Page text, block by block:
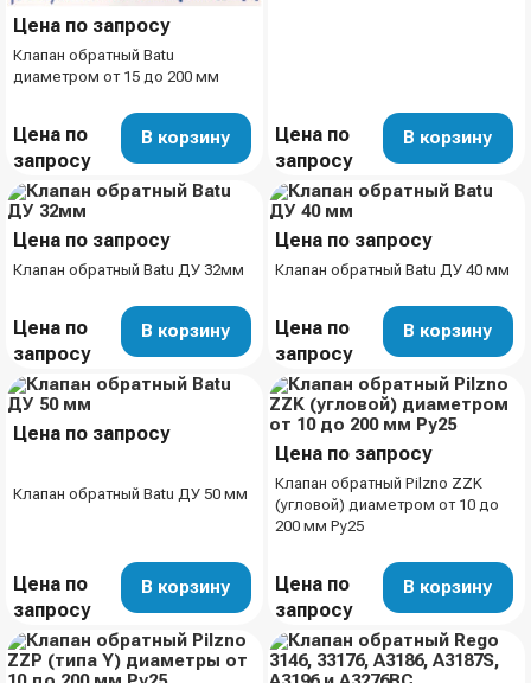
Цена по запросу
Клапан обратный Batu
диаметром от 15 до 200 мм
Цена по
запросу
В корзину
Цена по
запросу
В корзину
Цена по запросу
Клапан обратный Batu ДУ 32мм
Цена по
запросу
В корзину
Цена по запросу
Клапан обратный Batu ДУ 40 мм
Цена по
запросу
В корзину
Цена по запросу
Клапан обратный Batu ДУ 50 мм
Цена по
запросу
В корзину
Цена по запросу
Клапан обратный Pilzno ZZK
(угловой) диаметром от 10 до
200 мм Ру25
Цена по
запросу
В корзину